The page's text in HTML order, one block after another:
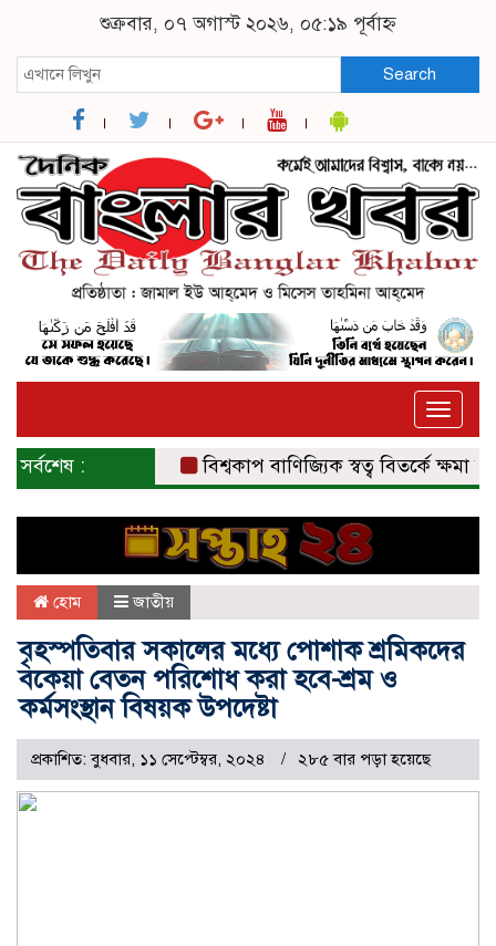
শুক্রবার, ০৭ অগাস্ট ২০২৬, ০৫:১৯ পূর্বাহ্ন
Search
Toggle
সর্বশেষ : বিশ্বকাপ বাণিজ্যিক স্বত্ব বিতর্কে ক্ষমা চাইল
হোম জাতীয়
বৃহস্পতিবার সকালের মধ্যে পোশাক শ্রমিকদের
বকেয়া বেতন পরিশোধ করা হবে-শ্রম ও
কর্মসংস্থান বিষয়ক উপদেষ্টা
প্রকাশিত: বুধবার, ১১ সেপ্টেম্বর, ২০২৪ ২৮৫ বার পড়া হয়েছে